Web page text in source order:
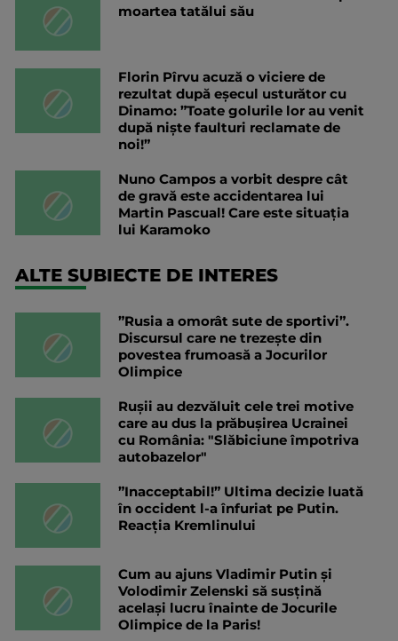
moartea tatălui său
Florin Pîrvu acuză o viciere de
rezultat după eșecul usturător cu
Dinamo: ”Toate golurile lor au venit
după niște faulturi reclamate de
noi!”
Nuno Campos a vorbit despre cât
de gravă este accidentarea lui
Martin Pascual! Care este situația
lui Karamoko
ALTE SUBIECTE DE INTERES
”Rusia a omorât sute de sportivi”.
Discursul care ne trezește din
povestea frumoasă a Jocurilor
Olimpice
Rușii au dezvăluit cele trei motive
care au dus la prăbușirea Ucrainei
cu România: "Slăbiciune împotriva
autobazelor"
”Inacceptabil!” Ultima decizie luată
în occident l-a înfuriat pe Putin.
Reacția Kremlinului
Cum au ajuns Vladimir Putin și
Volodimir Zelenski să susțină
același lucru înainte de Jocurile
Olimpice de la Paris!